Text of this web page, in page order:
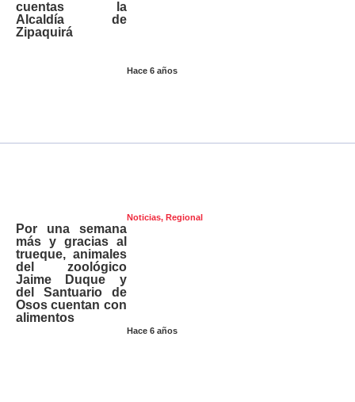
Hace 6 años
cuentas la
Alcaldía de
Zipaquirá
Noticias, Regional
Hace 6 años
Por una semana
más y gracias al
trueque, animales
del zoológico
Jaime Duque y
del Santuario de
Osos cuentan con
alimentos